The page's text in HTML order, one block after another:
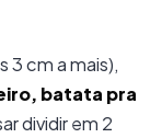
3 cm a mais),
batata pra
dividir em 2